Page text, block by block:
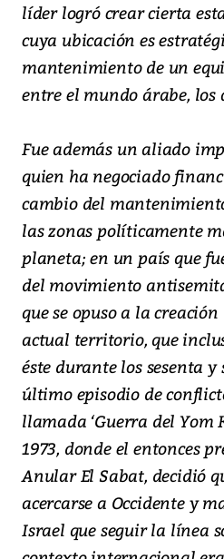
líder logró crear cierta
cuya ubicación es
mantenimiento de un
entre el mundo árabe, los
Fue además un aliado
quien ha negociado
cambio del
las zonas políticamente
planeta; en un país que
del movimiento
que se opuso a la
actual territorio, que
éste durante los sesenta y
último episodio de
llamada ‘Guerra del Yom
1973, donde el entonces
Anular El Sabat, decidió
acercarse a Occidente y
Israel que seguir la línea